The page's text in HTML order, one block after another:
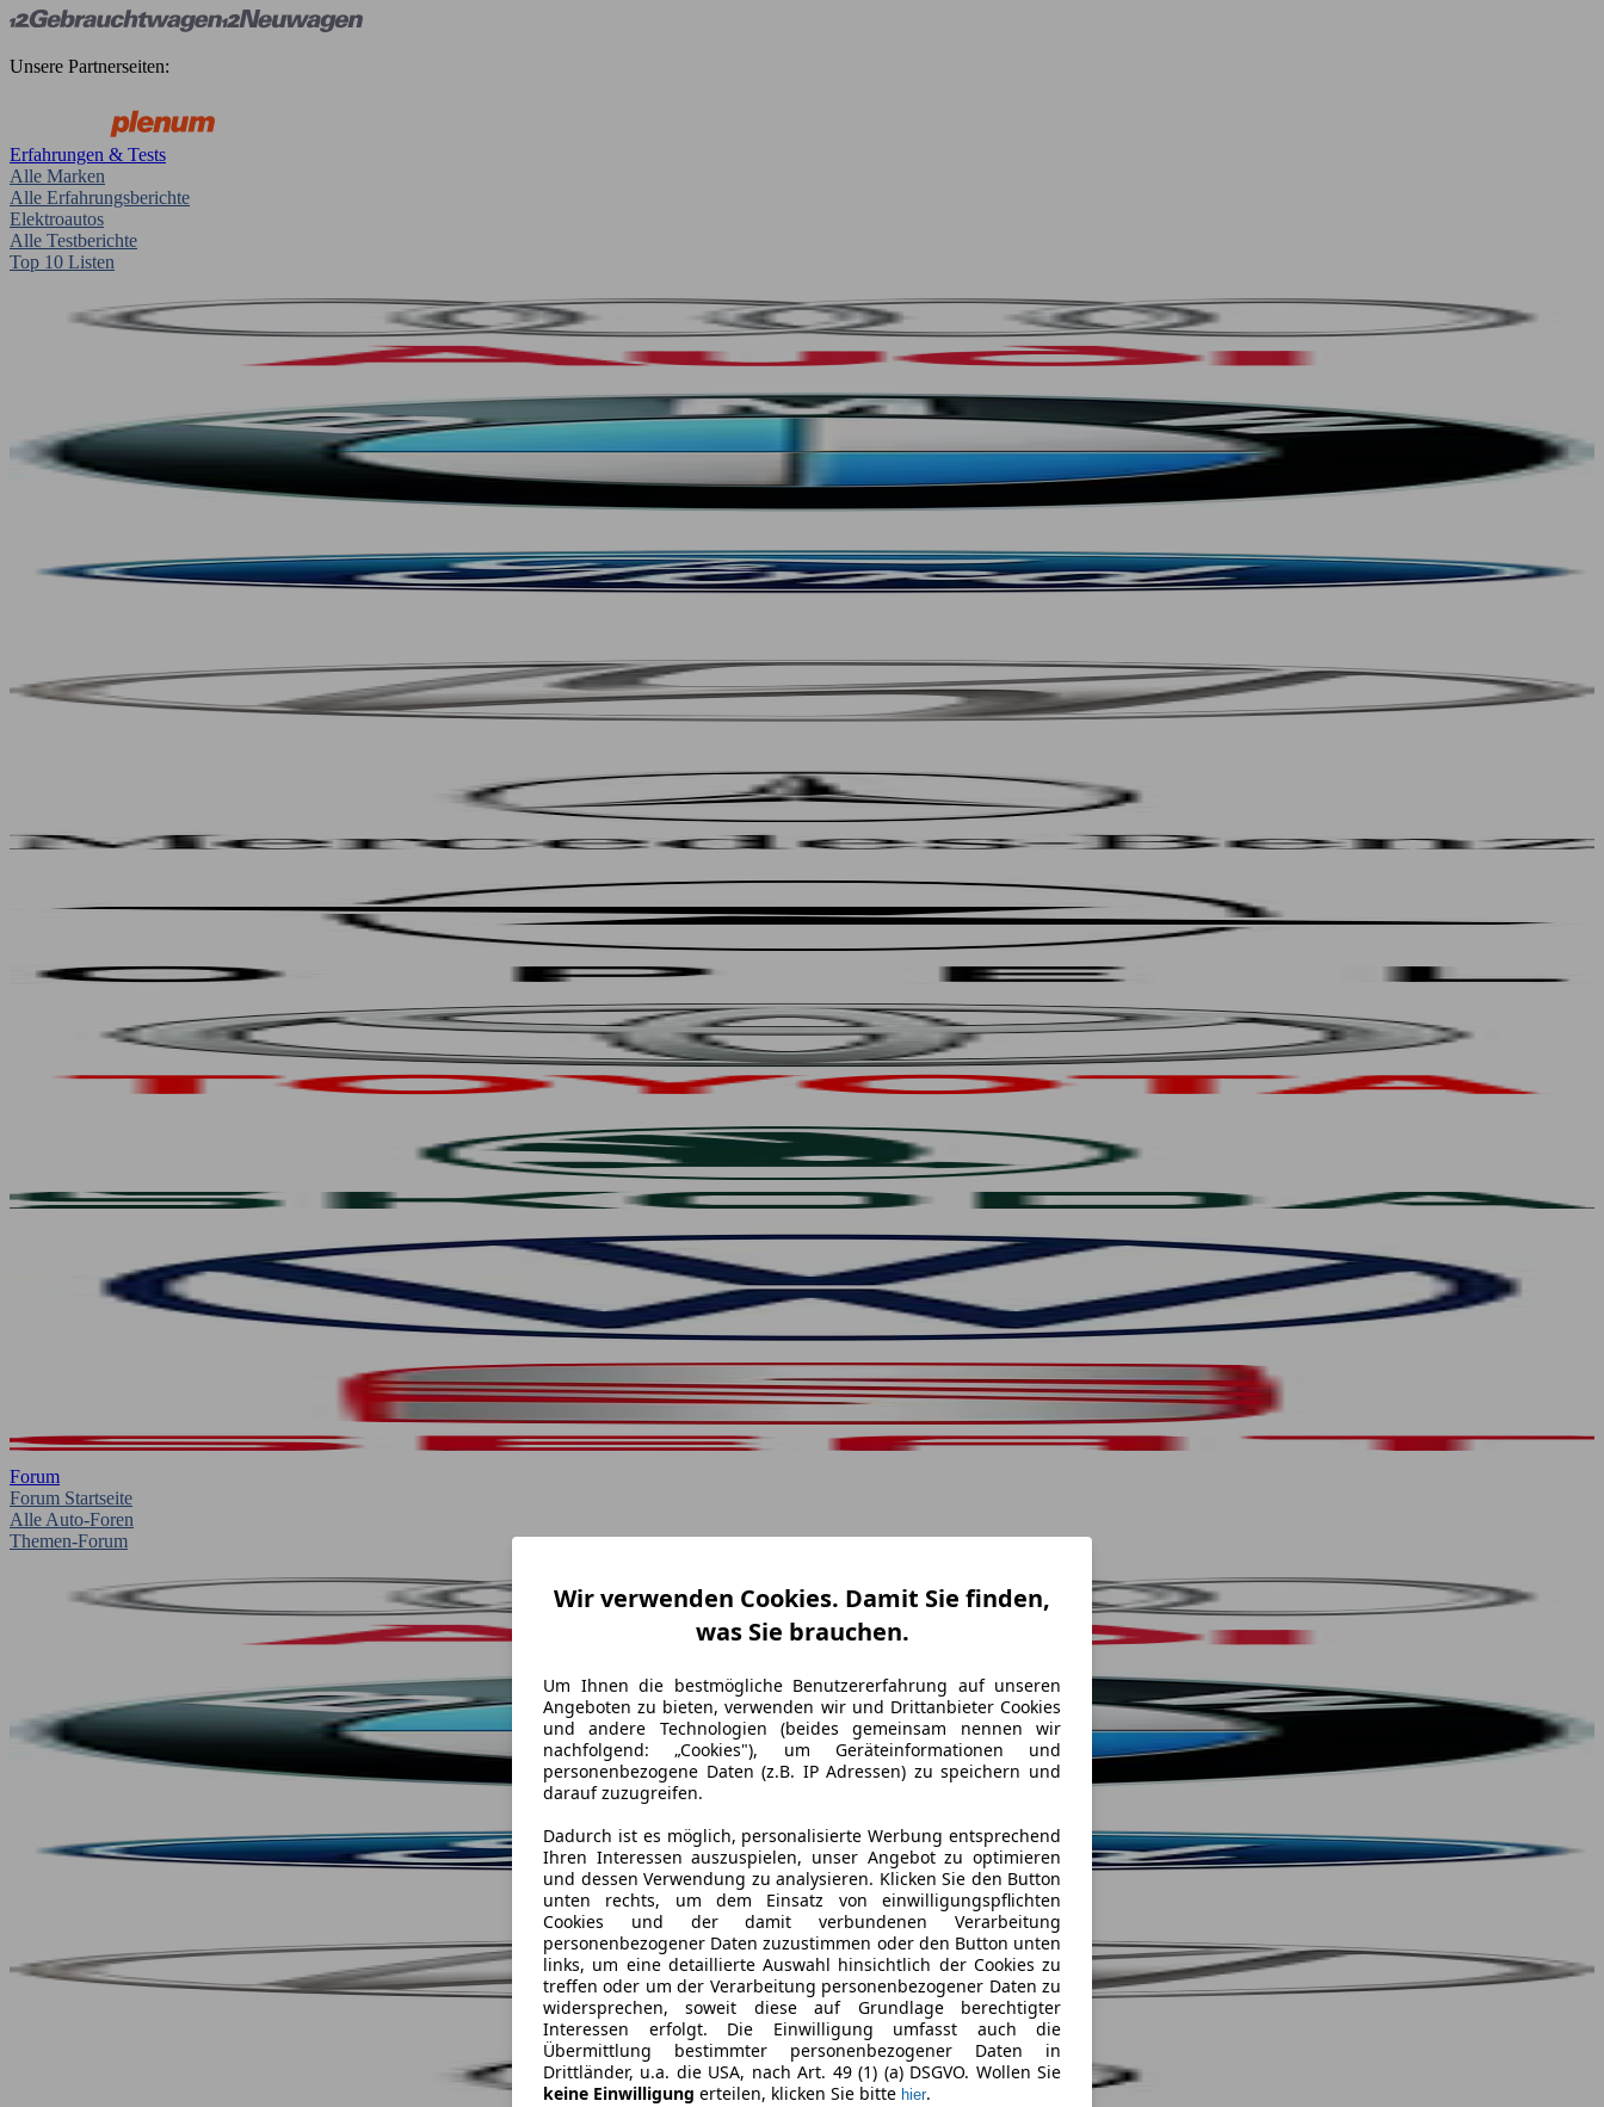
Unsere Partnerseiten:
Erfahrungen & Tests
Alle Marken
Alle Erfahrungsberichte
Elektroautos
Alle Testberichte
Top 10 Listen
Forum
Forum Startseite
Alle Auto-Foren
Themen-Forum
Wir verwenden Cookies. Damit Sie finden,
was Sie brauchen.
Um Ihnen die bestmögliche Benutzererfahrung auf unseren
Angeboten zu bieten, verwenden wir und Drittanbieter Cookies
und andere Technologien (beides gemeinsam nennen wir
nachfolgend: „Cookies"), um Geräteinformationen und
personenbezogene Daten (z.B. IP Adressen) zu speichern und
darauf zuzugreifen.
Dadurch ist es möglich, personalisierte Werbung entsprechend
Ihren Interessen auszuspielen, unser Angebot zu optimieren
und dessen Verwendung zu analysieren. Klicken Sie den Button
unten rechts, um dem Einsatz von einwilligungspflichten
Cookies und der damit verbundenen Verarbeitung
personenbezogener Daten zuzustimmen oder den Button unten
links, um eine detaillierte Auswahl hinsichtlich der Cookies zu
treffen oder um der Verarbeitung personenbezogener Daten zu
widersprechen, soweit diese auf Grundlage berechtigter
Interessen erfolgt. Die Einwilligung umfasst auch die
Übermittlung bestimmter personenbezogener Daten in
Drittländer, u.a. die USA, nach Art. 49 (1) (a) DSGVO. Wollen Sie
keine Einwilligung erteilen, klicken Sie bitte hier.